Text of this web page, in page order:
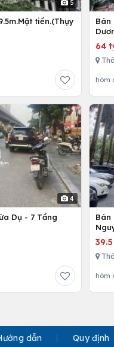
5
tiền.(Thụy
Bán
64
hôm
4
Dụ - 7 Tầng
Bán
hôm
dẫn Quy định